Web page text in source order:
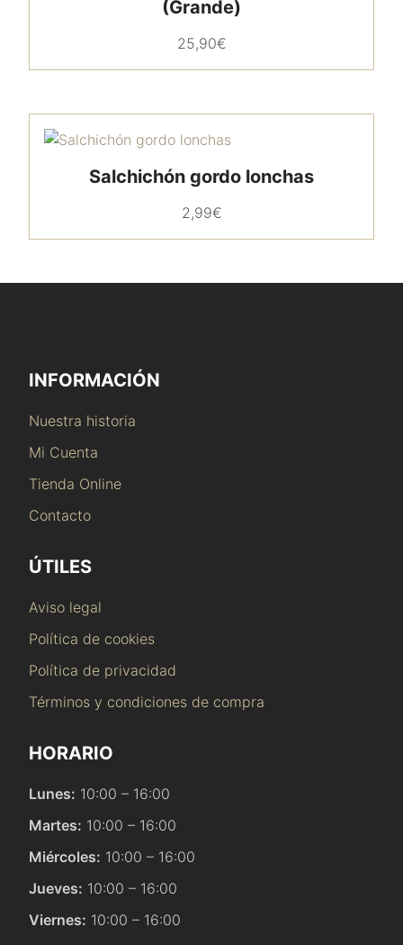
(Grande)
25,90€
Salchichón gordo lonchas
2,99€
INFORMACIÓN
Nuestra historia
Mi Cuenta
Tienda Online
Contacto
ÚTILES
Aviso legal
Política de cookies
Política de privacidad
Términos y condiciones de compra
HORARIO
Lunes: 10:00 – 16:00
Martes: 10:00 – 16:00
Miércoles: 10:00 – 16:00
Jueves: 10:00 – 16:00
Viernes: 10:00 – 16:00